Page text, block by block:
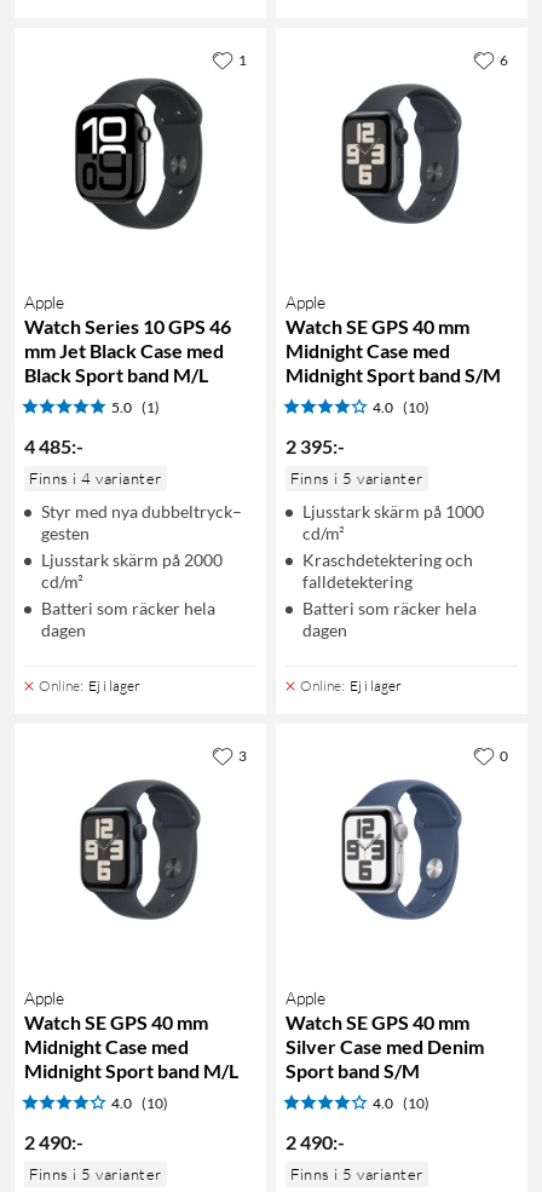
Apple
Watch Series 10 GPS 46
mm Jet Black Case med
Black Sport band M/L
5.0 (1)
4 485:-
Finns i 4 varianter
Styr med nya dubbeltryck–
gesten
Ljusstark skärm på 2000
cd/m²
Batteri som räcker hela
dagen
Online: Ej i lager
1
Apple
Watch SE GPS 40 mm
Midnight Case med
Midnight Sport band S/M
4.0 (10)
2 395:-
Finns i 5 varianter
Ljusstark skärm på 1000
cd/m²
Kraschdetektering och
falldetektering
Batteri som räcker hela
dagen
Online: Ej i lager
6
Apple
Watch SE GPS 40 mm
Midnight Case med
Midnight Sport band M/L
4.0 (10)
2 490:-
Finns i 5 varianter
3
Apple
Watch SE GPS 40 mm
Silver Case med Denim
Sport band S/M
4.0 (10)
2 490:-
Finns i 5 varianter
0